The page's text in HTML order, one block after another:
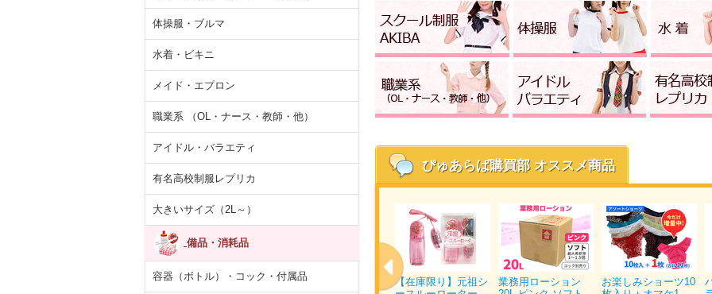
体操服・ブルマ
水着・ビキニ
メイド・エプロン
職業系 （OL・ナース・教師・他）
アイドル・バラエティ
有名高校制服レプリカ
大きいサイズ（2L～）
備品・消耗品
容器（ボトル）・コック・付属品
ぴゅあらば購買部 オススメ商品
【医薬部外品】薬用
紙コップ 7オンス
ARCマウスウォッシ
【在庫限り】元祖シ
業務用ローション
お楽しみショーツ10